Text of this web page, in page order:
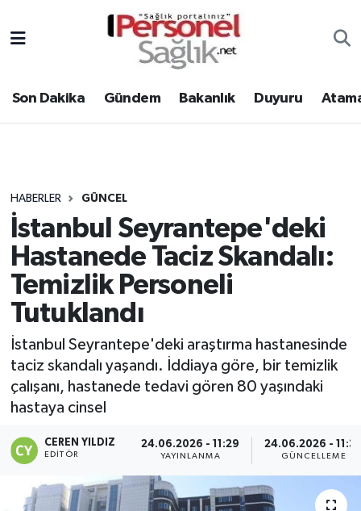
Son Dakika Gündem Bakanlık Duyuru
HABERLER GÜNCEL
İstanbul Seyrantepe'deki
Hastanede Taciz Skandalı:
Temizlik Personeli
Tutuklandı
İstanbul Seyrantepe'deki araştırma hastanesinde
taciz skandalı yaşandı. İddiaya göre, bir temizlik
çalışanı, hastanede tedavi gören 80 yaşındaki
hastaya cinsel
CEREN YILDIZ
EDITÖR
24.06.2026 - 11:29
YAYINLANMA
24.06.2026 -
GÜNCELLEME
Gündem
Atamalar
Mevzuat
Sendika
Kpss - Sınav
Nöbetçi Eczaneler
Hava Durumu
Tüm Manşetler
Son Dakika Haberleri
Haber Arşivi